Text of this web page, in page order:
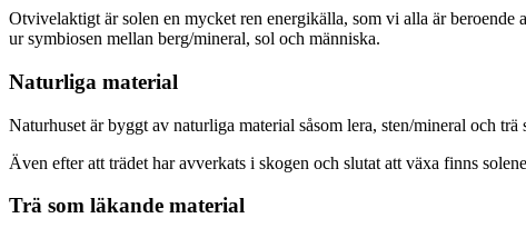
Otvivelaktigt är solen en mycket ren energikälla, som vi alla är
ur symbiosen mellan berg/mineral, sol och människa.
Naturliga material
Naturhuset är byggt av naturliga material såsom lera, sten/mineral och
Även efter att trädet har avverkats i skogen och slutat att växa finns
Trä som läkande material